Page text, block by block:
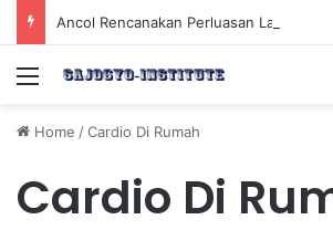
Menu
Home /Cardio Di Rumah
Cardio Di